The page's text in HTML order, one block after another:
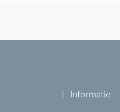
Informatie